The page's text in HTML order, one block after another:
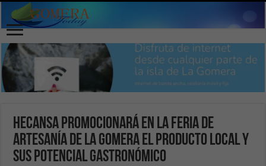
Hecansa promocionará en la Feria de
Artesanía de La Gomera el producto local y
sus potencial gastronómico